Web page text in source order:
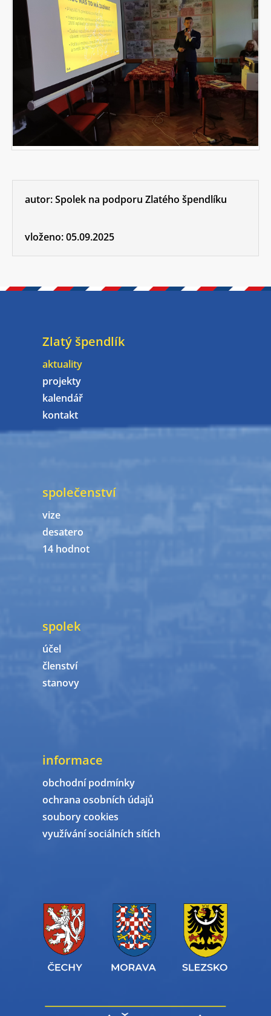
autor:Spolek na podporu Zlatého špendlíku
vloženo:05.09.2025
Zlatý špendlík
aktuality
projekty
kalendář
kontakt
společenství
vize
desatero
14 hodnot
spolek
účel
členství
stanovy
informace
obchodní podmínky
ochrana osobních údajů
soubory cookies
využívání sociálních sítích